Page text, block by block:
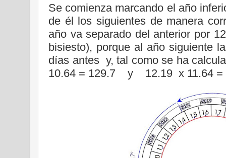
Se comienza marcando el año
de él los siguientes de manera
año va separado del anterior por
bisiesto), porque al año siguiente
días antes y, tal como se ha
10.64 = 129.7 y 12.19 x 11.64 =